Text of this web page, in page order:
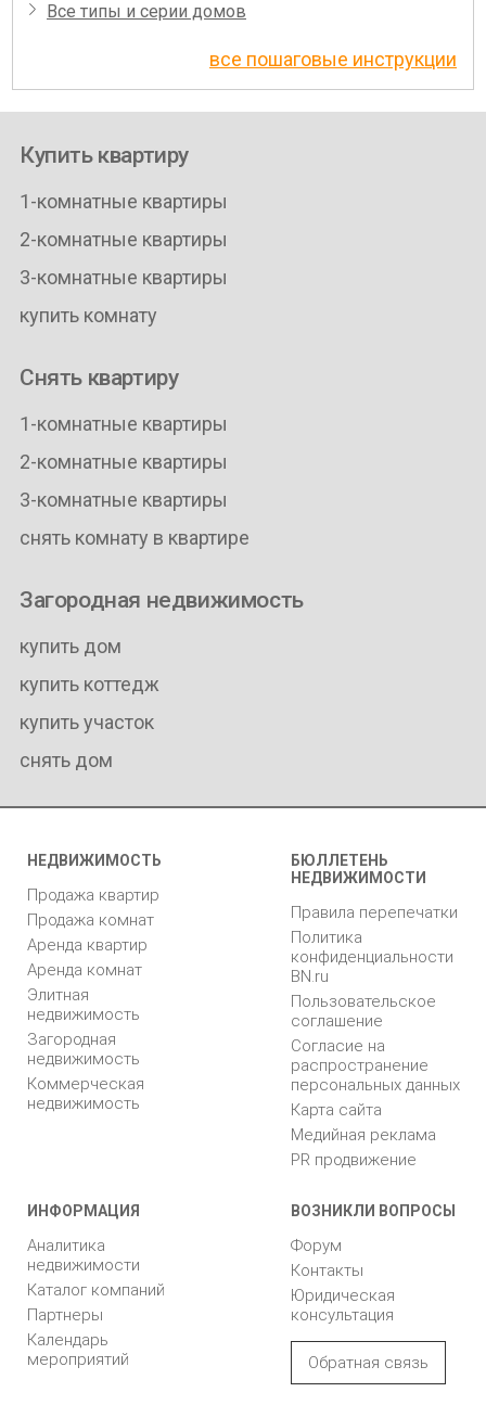
Все типы и серии домов
все пошаговые инструкции
Купить квартиру
1-комнатные квартиры
2-комнатные квартиры
3-комнатные квартиры
купить комнату
Снять квартиру
1-комнатные квартиры
2-комнатные квартиры
3-комнатные квартиры
снять комнату в квартире
Загородная недвижимость
купить дом
купить коттедж
купить участок
снять дом
НЕДВИЖИМОСТЬ
Продажа квартир
Продажа комнат
Аренда квартир
Аренда комнат
Элитная
недвижимость
Загородная
недвижимость
Коммерческая
недвижимость
БЮЛЛЕТЕНЬ
НЕДВИЖИМОСТИ
Правила перепечатки
Политика
конфиденциальности
BN.ru
Пользовательское
соглашение
Согласие на
распространение
персональных данных
Карта сайта
Медийная реклама
PR продвижение
ИНФОРМАЦИЯ
Аналитика
недвижимости
Каталог компаний
Партнеры
Календарь
мероприятий
ВОЗНИКЛИ ВОПРОСЫ
Форум
Контакты
Юридическая
консультация
Обратная связь